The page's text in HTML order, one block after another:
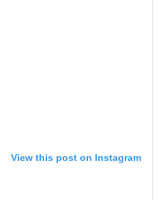
View this post on Instagram